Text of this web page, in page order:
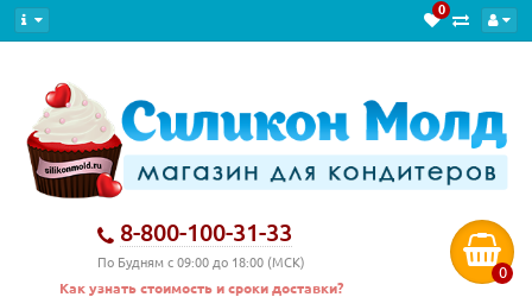
0
8-800-100-31-33
По Будням с 09:00 до 18:00 (МСК)
Как узнать стоимость и сроки доставки?
0